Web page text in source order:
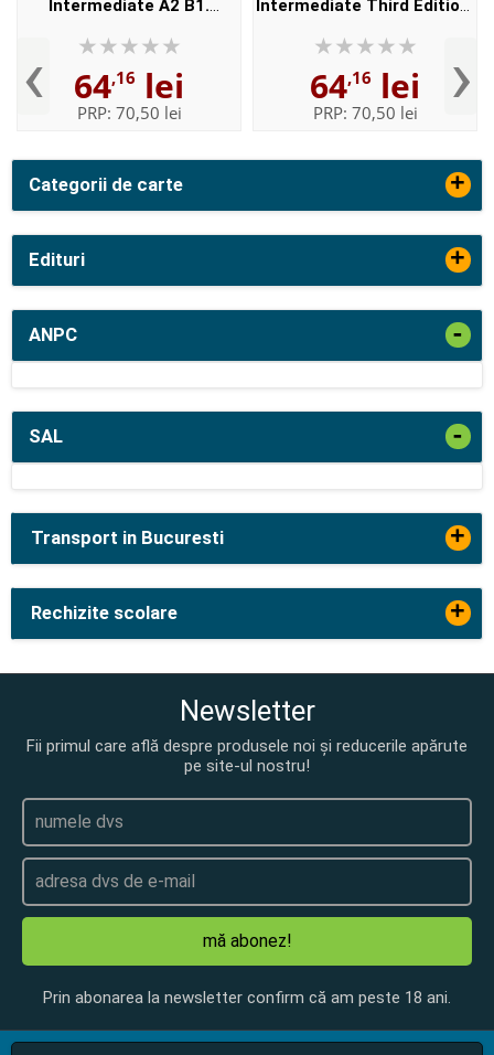
Categorii de carte +
Edituri +
ANPC -
SAL -
‹
Intermediate A2 B1.
with Key. The worlds most
trusted English course
64,16 lei
PRP: 70,50 lei
Intermediate Third Edition.
64,16 lei
PRP: 70,50 lei ›
Transport in Bucuresti +
Rechizite scolare +
Newsletter
Fii primul care află despre produsele noi și reducerile apărute
pe site-ul nostru!
mă abonez!
Prin abonarea la newsletter confirm că am peste 18 ani.